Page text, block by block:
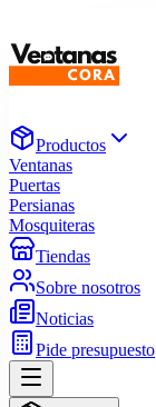
Productos
Ventanas
Puertas
Persianas
Mosquiteras
Tiendas
Sobre nosotros
Noticias
Pide presupuesto